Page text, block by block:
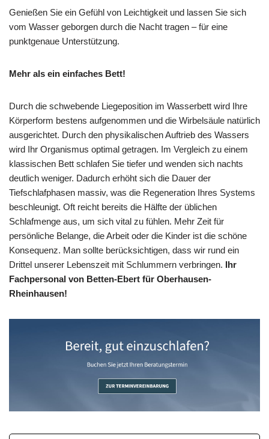
Genießen Sie ein Gefühl von Leichtigkeit und lassen Sie sich
vom Wasser geborgen durch die Nacht tragen – für eine
punktgenaue Unterstützung.
Mehr als ein einfaches Bett!
Durch die schwebende Liegeposition im Wasserbett wird Ihre
Körperform bestens aufgenommen und die Wirbelsäule natürlich
ausgerichtet. Durch den physikalischen Auftrieb des Wassers
wird Ihr Organismus optimal getragen. Im Vergleich zu einem
klassischen Bett schlafen Sie tiefer und wenden sich nachts
deutlich weniger. Dadurch erhöht sich die Dauer der
Tiefschlafphasen massiv, was die Regeneration Ihres Systems
beschleunigt. Oft reicht bereits die Hälfte der üblichen
Schlafmenge aus, um sich vital zu fühlen. Mehr Zeit für
persönliche Belange, die Arbeit oder die Kinder ist die schöne
Konsequenz. Man sollte berücksichtigen, dass wir rund ein
Drittel unserer Lebenszeit mit Schlummern verbringen. Ihr
Fachpersonal von Betten-Ebert für Oberhausen-
Rheinhausen!